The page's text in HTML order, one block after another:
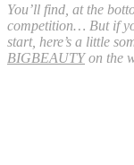
You’ll find, at the
competition… But if
start, here’s a little
BIGBEAUTYon the